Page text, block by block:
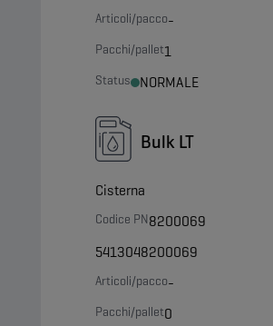
Articoli/pacco-
Pacchi/pallet1
Status NORMALE
Bulk LT
Cisterna
Codice PN8200069
5413048200069
Articoli/pacco-
Pacchi/pallet0